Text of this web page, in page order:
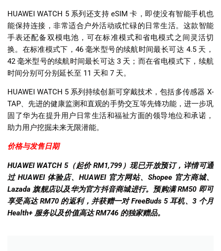
HUAWEI WATCH 5 系列还支持 eSIM 卡，即使没有智能手机也
能保持连接，非常适合户外活动或忙碌的日常生活。这款智能
手表还配备双模电池，可在标准模式和省电模式之间灵活切
换。在标准模式下， 46 毫米型号的续航时间最长可达 4.5 天，
42 毫米型号的续航时间最长可达 3 天；而在省电模式下，续航
时间分别可分别延长至 11 天和 7 天。
HUAWEI WATCH 5 系列持续创新可穿戴技术，包括多传感器 X-
TAP、先进的健康监测和直观的手势交互等先锋功能，进一步巩
固了华为在提升用户日常生活和福祉方面的领导地位和承诺，
助力用户挖掘未来无限潜能。
价格与发售日期
HUAWEI WATCH 5（起价 RM1,799）现已开放预订，详情可通
过 HUAWEI 体验店、HUAWEI 官方网站、Shopee 官方商城、
Lazada 旗舰店以及华为官方抖音商城进行。预购满 RM50 即可
享受高达 RM70 的返利，并获赠一对 FreeBuds 5 耳机、3 个月
Health+ 服务以及价值高达 RM746 的独家赠品。